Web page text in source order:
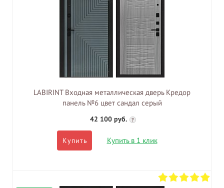
LABIRINT Входная металлическая дверь Кредор
панель №6 цвет сандал серый
42 100 руб. ?
Купить Купить в 1 клик